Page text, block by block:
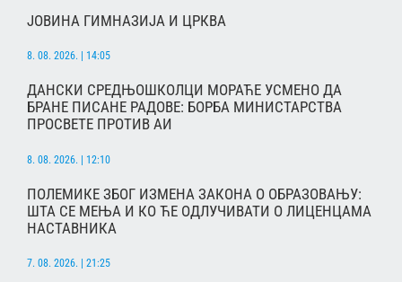
ЈОВИНА ГИМНАЗИЈА И ЦРКВА
8. 08. 2026. | 14:05
ДАНСКИ СРЕДЊОШКОЛЦИ МОРАЋЕ УСМЕНО ДА
БРАНЕ ПИСАНЕ РАДОВЕ: БОРБА МИНИСТАРСТВА
ПРОСВЕТЕ ПРОТИВ АИ
8. 08. 2026. | 12:10
ПОЛЕМИКЕ ЗБОГ ИЗМЕНА ЗАКОНА О ОБРАЗОВАЊУ:
ШТА СЕ МЕЊА И КО ЋЕ ОДЛУЧИВАТИ О ЛИЦЕНЦАМА
НАСТАВНИКА
7. 08. 2026. | 21:25